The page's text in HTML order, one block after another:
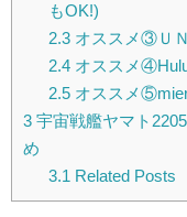
もOK!)
2.3オススメ③ＵＮ
2.4オススメ
2.5オススメ
3 宇宙戦艦ヤマト
め
3.1 Related Posts